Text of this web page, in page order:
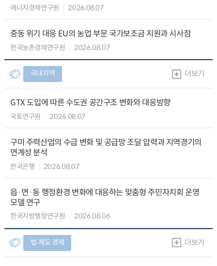
에너지경제연구원 2026.08.07
중동 위기 대응 EU의 농업 부문 국가보조금 지원과 시사점
한국농촌경제연구원 2026.08.07
국내지역 더보기
GTX 도입에 따른 수도권 공간구조 변화와 대응방향
국토연구원 2026.08.07
구미 주력산업의 수급 변화 및 공급망 조달 압력과 지역경기의
연계성 분석
한국은행 2026.08.07
읍·면·동 행정환경 변화에 대응하는 맞춤형 주민자치회 운영
모델 연구
한국지방행정연구원 2026.08.06
법∙제도 경제 더보기